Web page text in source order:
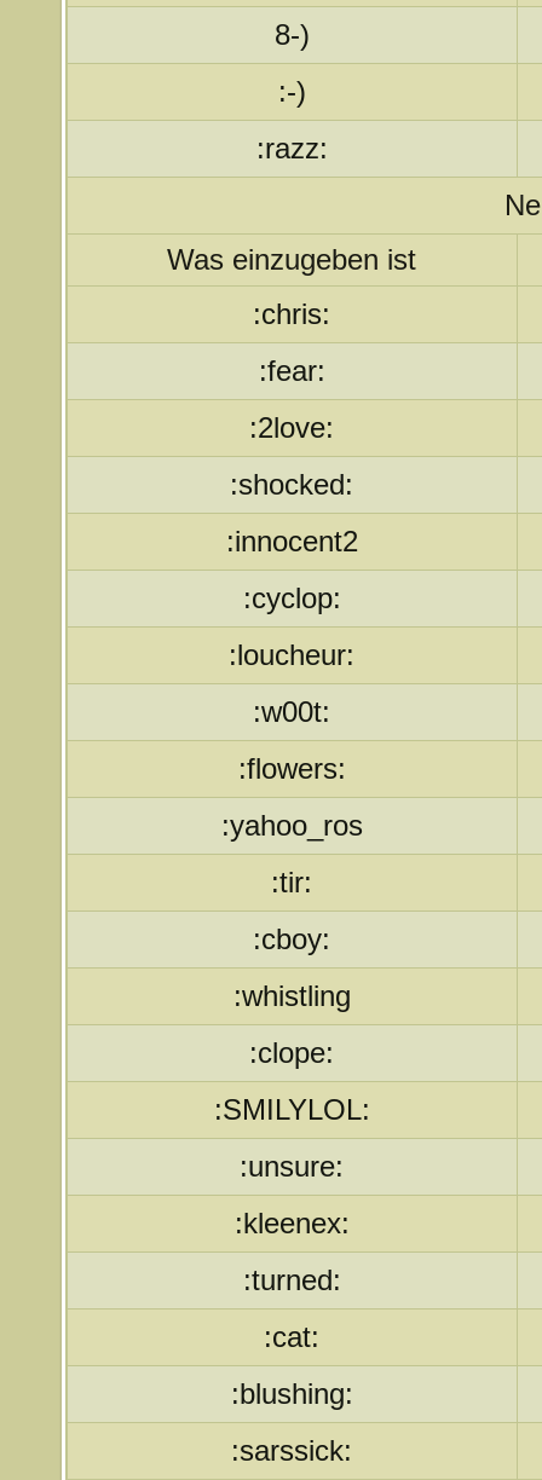
8-)
:-)
:razz:
Was einzugeben ist
:chris:
:fear:
:2love:
:shocked:
:innocent2
:cyclop:
:loucheur:
:w00t:
:flowers:
:yahoo_ros
:tir:
:cboy:
:whistling
:clope:
:SMILYLOL:
:unsure:
:kleenex:
:turned:
:cat:
:blushing:
:sarssick: